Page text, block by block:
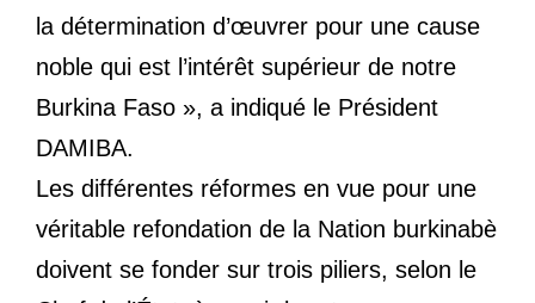
la détermination d’œuvrer pour une cause
noble qui est l’intérêt supérieur de notre
Burkina Faso », a indiqué le Président
DAMIBA.
Les différentes réformes en vue pour une
véritable refondation de la Nation burkinabè
doivent se fonder sur trois piliers, selon le